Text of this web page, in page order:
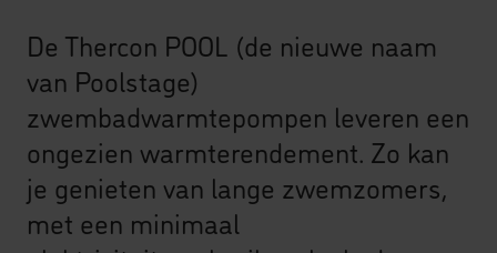
De Thercon POOL (de nieuwe naam
van Poolstage)
zwembadwarmtepompen leveren een
ongezien warmterendement. Zo kan
je genieten van lange zwemzomers,
met een minimaal